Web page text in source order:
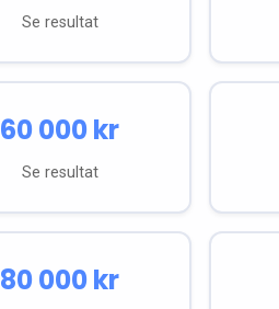
Se resultat
60 000kr
Se resultat
80 000kr